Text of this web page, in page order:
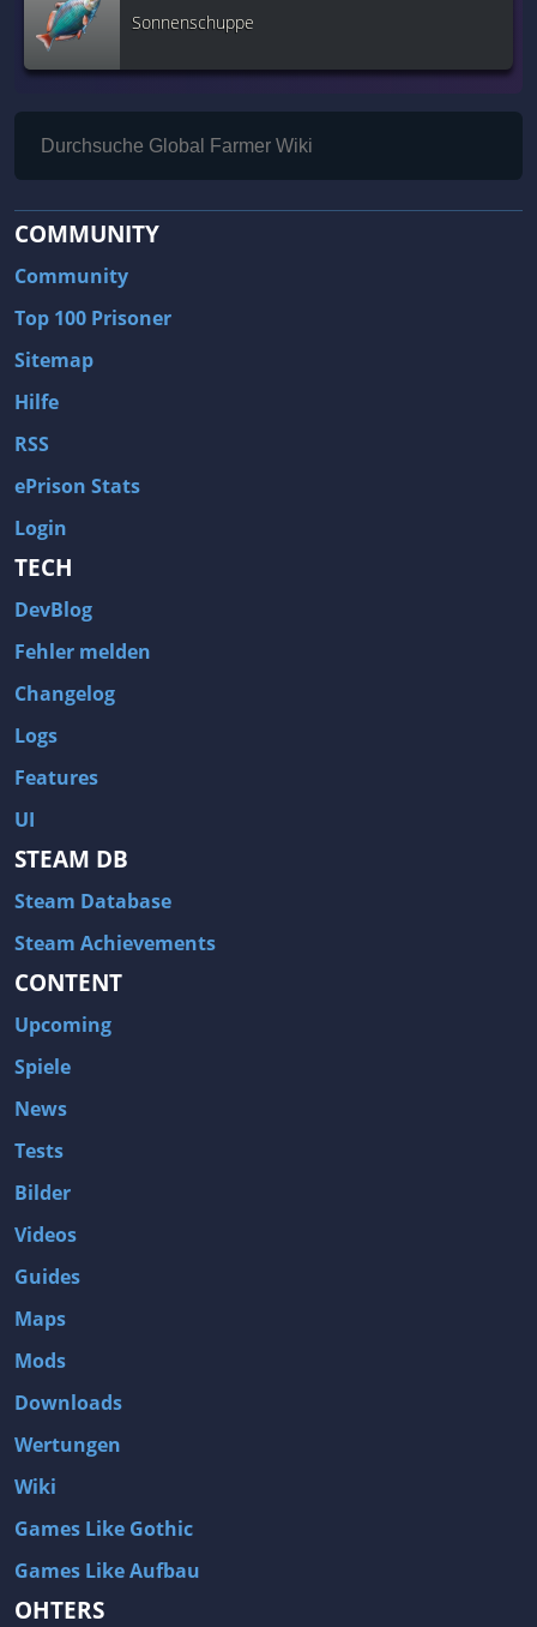
Sonnenschuppe
COMMUNITY
Community
Top 100 Prisoner
Sitemap
Hilfe
RSS
ePrison Stats
Login
TECH
DevBlog
Fehler melden
Changelog
Logs
Features
UI
STEAM DB
Steam Database
Steam Achievements
CONTENT
Upcoming
Spiele
News
Tests
Bilder
Videos
Guides
Maps
Mods
Downloads
Wertungen
Wiki
Games Like Gothic
Games Like Aufbau
OHTERS